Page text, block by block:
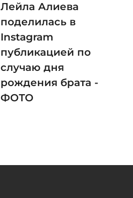
Лейла Алиева
поделилась в
Instagram
публикацией по
случаю дня
рождения брата -
ФОТО